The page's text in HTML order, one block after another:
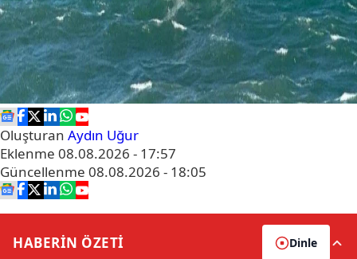
Oluşturan Aydın Uğur
Eklenme 08.08.2026 - 17:57
Güncellenme 08.08.2026 - 18:05
HABERİN ÖZETİ Dinle